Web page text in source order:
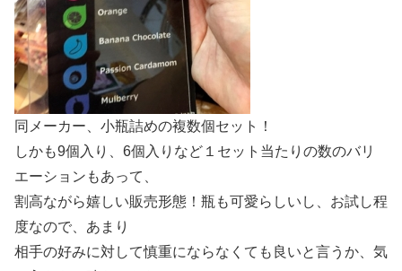
同メーカー、小瓶詰めの複数個セット！
しかも9個入り、6個入りなど１セット当たりの数のバリ
エーションもあって、
割高ながら嬉しい販売形態！瓶も可愛らしいし、お試し程
度なので、あまり
相手の好みに対して慎重にならなくても良いと言うか、気